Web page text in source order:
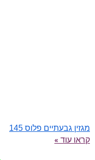
מגזין גבעתיים פלוס 145
קראו עוד »